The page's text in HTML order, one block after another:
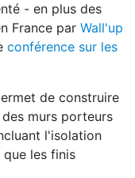
- en plus des
France par Wall'up
conférence sur les
de construire
murs porteurs
l'isolation
que les finis